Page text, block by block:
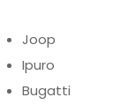
Joop
Ipuro
Bugatti